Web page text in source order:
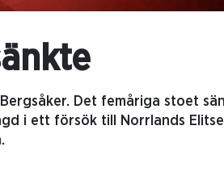
Det femåriga stoet
i ett försök till Norrlands